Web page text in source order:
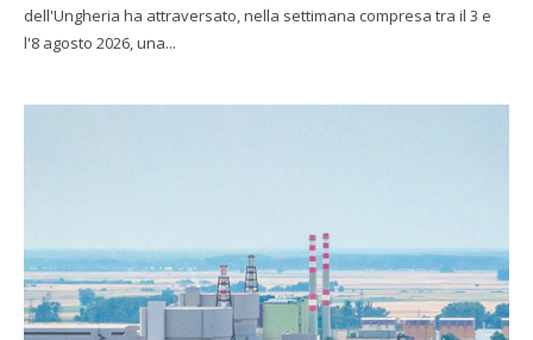
dell'Ungheria ha attraversato, nella settimana compresa tra il 3 e
l'8 agosto 2026, una...